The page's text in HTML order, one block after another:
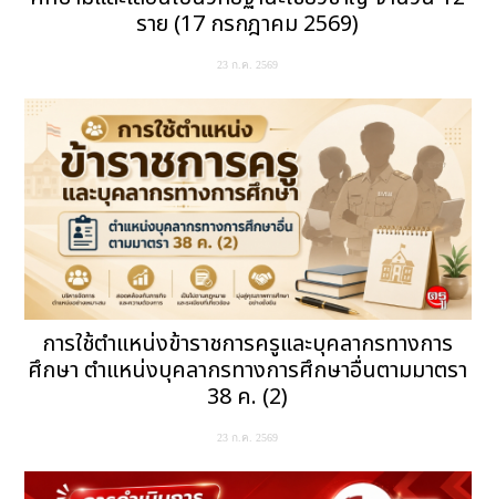
ราย (17 กรกฎาคม 2569)
23 ก.ค. 2569
การใช้ตำแหน่งข้าราชการครูและบุคลากรทางการ
ศึกษา ตำแหน่งบุคลากรทางการศึกษาอื่นตามมาตรา
38 ค. (2)
23 ก.ค. 2569